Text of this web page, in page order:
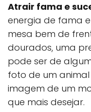
Atrair fama e
energia de fama
mesa bem de
dourados, uma
pode ser de
foto de um
imagem de um
que mais desejar.